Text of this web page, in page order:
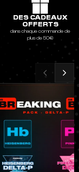
DES CADEAUX
OFFERTS
dans chaque commande de
plus de 50€